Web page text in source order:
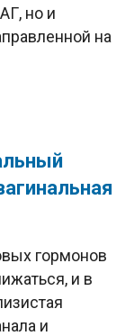
но и
на
гормонов
и в
и